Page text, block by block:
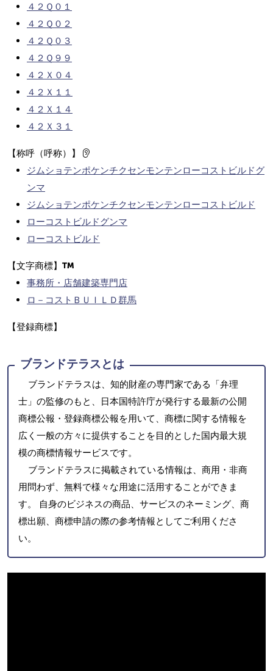
４２Ｑ０１
４２Ｑ０２
４２Ｑ０３
４２Ｑ９９
４２Ｘ０４
４２Ｘ１１
４２Ｘ１４
４２Ｘ３１
【称呼（呼称）】
ジムショテンポケンチクセンモンテンローコストビルドグ
ンマ
ジムショテンポケンチクセンモンテンローコストビルド
ローコストビルドグンマ
ローコストビルド
【文字商標】
事務所・店舗建築専門店
ロ－コストＢＵＩＬＤ群馬
【登録商標】
ブランドテラスとは
ブランドテラスは、知的財産の専門家である「弁理
士」の監修のもと、日本国特許庁が発行する最新の公開
商標公報・登録商標公報を用いて、商標に関する情報を
広く一般の方々に提供することを目的とした国内最大規
模の商標情報サービスです。
ブランドテラスに掲載されている情報は、商用・非商
用問わず、無料で様々な用途に活用することができま
す。 自身のビジネスの商品、サービスのネーミング、商
標出願、商標申請の際の参考情報としてご利用くださ
い。